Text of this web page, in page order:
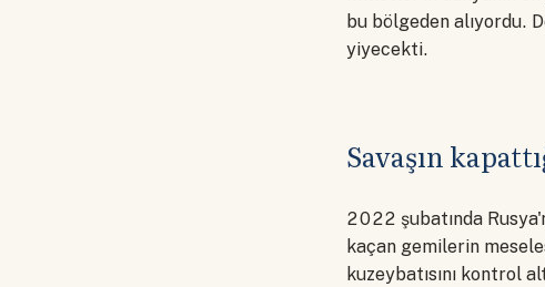
bu bölgeden alıyordu.
yiyecekti.
Savaşın
2022 şubatında
kaçan gemilerin
kuzeybatısını kontrol